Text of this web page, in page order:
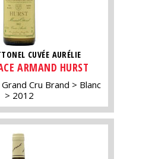
CUVÉE AURÉLIE
ARMAND HURST
Cru Brand
Blanc
2012